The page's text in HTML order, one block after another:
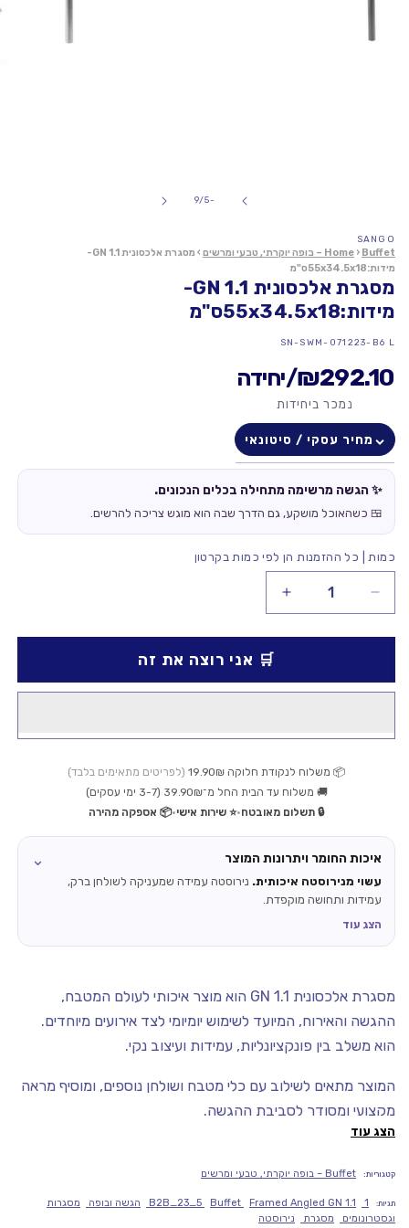
-5
/
של
9
SANGO
Home › Buffet – בופה יוקרתי, טבעי ומרשים ›
מסגרת אלכסונית GN 1.1-
מידות:55x34.5x18ס"מ
מסגרת אלכסונית GN 1.1-
מידות:55x34.5x18ס"מ
מק"ט:
SN-SWM-071223-B6 L
₪292.10/יחידה
נמכר ביחידות
מחיר עסקי / סיטונאי
✨ הגשה מרשימה מתחילה בכלים הנכונים.
🍱 כשהאוכל מושקע, גם הדרך שבה הוא מוגש צריכה להרשים.
כמות | כל ההזמנות הן לפי כמות בקרטון
הקטנת
כמות
עבור
אלכסונית
מידות:55x34.5x18ס&quot;מ
הגדלת
כמות
עבור
מסגרת
אלכסונית
מידות:55x34.5x18ס&quot;מ
🛒 אני רוצה את זה
📦 משלוח לנקודת חלוקה 19.90₪
(לפריטים מתאימים בלבד)
🚚 משלוח עד הבית החל מ־39.90₪ (3-7 ימי עסקים)
🔒 תשלום מאובטח•⭐ שירות אישי•📦 אספקה מהירה
איכות החומר ויתרונות המוצר
עשוי מנירוסטה איכותית. נירוסטה עמידה שמעניקה לשולחן ברק,
עמידות ותחושה מוקפדת.
הצג עוד
⌄
מסגרת אלכסונית GN 1.1 הוא מוצר איכותי לעולם המטבח,
ההגשה והאירוח, המיועד לשימוש יומיומי לצד אירועים מיוחדים.
הוא משלב בין פונקציונליות, עמידות ועיצוב נקי.
המוצר מתאים לשילוב עם כלי מטבח ושולחן נוספים, ומוסיף מראה
מקצועי ומסודר לסביבת ההגשה.
Chef ומציע סטנדרט גבוה של איכות, עמידות ועיצוב.
מפרט המוצר:
הצג עוד
קטגוריות: Buffet – בופה יוקרתי, טבעי ומרשים
תגיות: 1
B2B_23_5 Buffet Framed Angled GN 1.1 הגשה ובופה
מסגרות
וגסטרונומים
מסגרת נירוסטה